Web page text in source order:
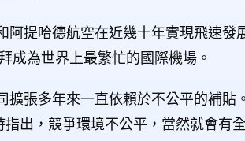
阿提哈德航空在近幾十年實現飛速
成為世界上最繁忙的國際機場。
擴張多年來一直依賴於不公平的補貼
出，競爭環境不公平，當然就會有